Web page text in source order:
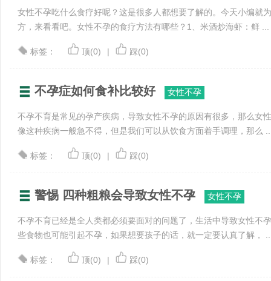
女性不孕吃什么食疗好呢？这是很多人都想要了解的。今天小编就
方，来看看吧。女性不孕的食疗方法有哪些？1、米酒炒海虾：鲜 ...
标签： 顶(0) | 踩(0)
不孕症如何食补比较好 女性不孕
不孕不育是常见的孕产疾病，导致女性不孕的原因有很多，那么女
像这种疾病一般急不得，但是我们可以从饮食方面着手调理，那么
标签： 顶(0) | 踩(0)
警惕 四种粗粮会导致女性不孕 女性不孕
不孕不育已经是全人类都必须要面对的问题了，生活中导致女性不
些食物也可能引起不孕，如果想要孩子的话，就一定要认真了解，
标签： 顶(0) | 踩(0)